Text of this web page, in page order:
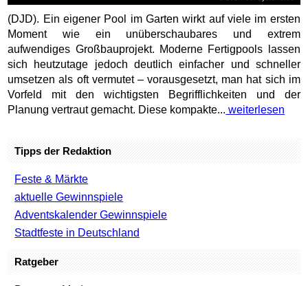
(DJD). Ein eigener Pool im Garten wirkt auf viele im ersten
Moment wie ein unüberschaubares und extrem
aufwendiges Großbauprojekt. Moderne Fertigpools lassen
sich heutzutage jedoch deutlich einfacher und schneller
umsetzen als oft vermutet – vorausgesetzt, man hat sich im
Vorfeld mit den wichtigsten Begrifflichkeiten und der
Planung vertraut gemacht. Diese kompakte... weiterlesen
Tipps der Redaktion
Feste & Märkte
aktuelle Gewinnspiele
Adventskalender Gewinnspiele
Stadtfeste in Deutschland
Ratgeber